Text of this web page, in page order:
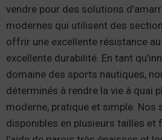
vendre pour des solutions
modernes qui utilisent des
offrir une excellente résistance
excellente durabilité. En tant
domaine des sports nautiques,
déterminés à rendre la vie à quai
moderne, pratique et simple. Nos
disponibles en plusieurs tailles et